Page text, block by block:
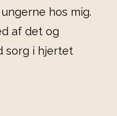
hos mig.
af det og
sorg i hjertet